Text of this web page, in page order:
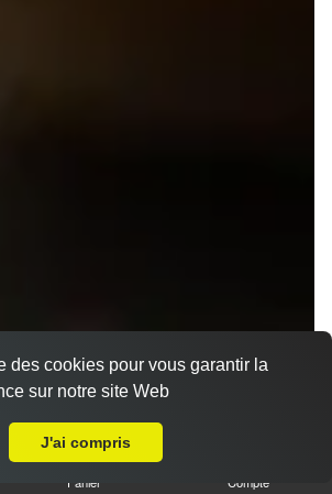
Panier Compte
des cookies pour vous garantir la
sur notre site Web
J'ai compris